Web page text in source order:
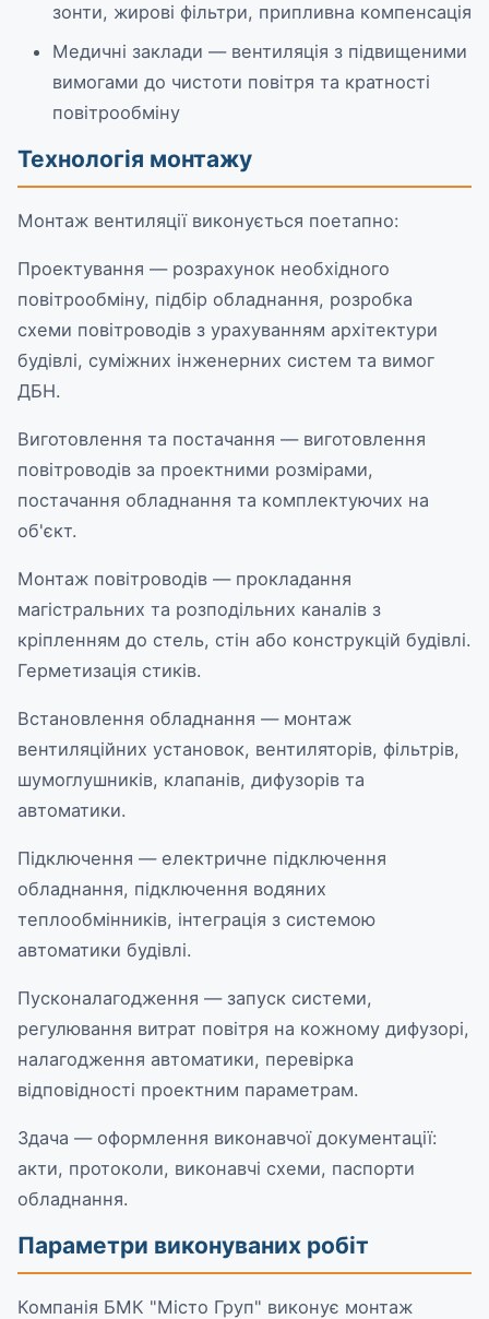
зонти, жирові фільтри, припливна компенсація
Медичні заклади — вентиляція з підвищеними
вимогами до чистоти повітря та кратності
повітрообміну
Технологія монтажу
Монтаж вентиляції виконується поетапно:
Проектування — розрахунок необхідного
повітрообміну, підбір обладнання, розробка
схеми повітроводів з урахуванням архітектури
будівлі, суміжних інженерних систем та вимог
ДБН.
Виготовлення та постачання — виготовлення
повітроводів за проектними розмірами,
постачання обладнання та комплектуючих на
об'єкт.
Монтаж повітроводів — прокладання
магістральних та розподільних каналів з
кріпленням до стель, стін або конструкцій будівлі.
Герметизація стиків.
Встановлення обладнання — монтаж
вентиляційних установок, вентиляторів, фільтрів,
шумоглушників, клапанів, дифузорів та
автоматики.
Підключення — електричне підключення
обладнання, підключення водяних
теплообмінників, інтеграція з системою
автоматики будівлі.
Пусконалагодження — запуск системи,
регулювання витрат повітря на кожному дифузорі,
налагодження автоматики, перевірка
відповідності проектним параметрам.
Здача — оформлення виконавчої документації:
акти, протоколи, виконавчі схеми, паспорти
обладнання.
Параметри виконуваних робіт
Компанія БМК "Місто Груп" виконує монтаж